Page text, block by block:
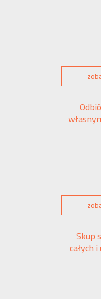
Skup
całych